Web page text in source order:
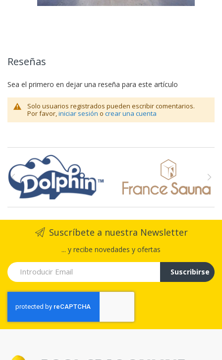
Reseñas
Sea el primero en dejar una reseña para este artículo
Solo usuarios registrados pueden escribir comentarios.
Por favor, iniciar sesión o crear una cuenta
Suscríbete a nuestra Newsletter
... y recibe novedades y ofertas
Suscribirse